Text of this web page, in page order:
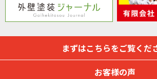
まずはこちらをご覧くだ
お客様の声